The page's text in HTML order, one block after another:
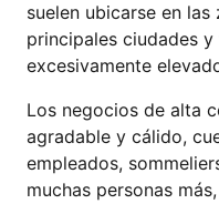
suelen ubicarse en
principales ciudades
excesivamente
Los negocios de alta
agradable y cálido,
empleados,
muchas personas